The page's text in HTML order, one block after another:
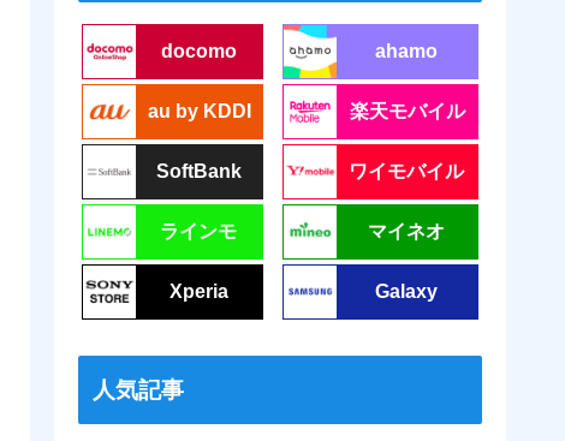
docomo ahamo
au by KDDI 楽天モバイル
SoftBank ワイモバイル
ラインモ マイネオ
Xperia Galaxy
人気記事